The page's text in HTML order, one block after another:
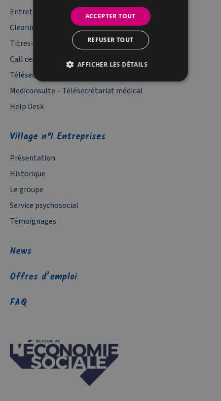
Entretien Espaces Verts
Cleaning – Service de nettoyage
Titres-services
Call center Belgique
Télésecrétariat
Mediconsulte – Télésecrétariat médical
Help Desk
Village n°1 Entreprises
Présentation
Historique
Le groupe
Service psychosocial
Témoignages
News
Offres d’emploi
FAQ
ACCEPTER TOUT
REFUSER TOUT
AFFICHER LES DÉTAILS